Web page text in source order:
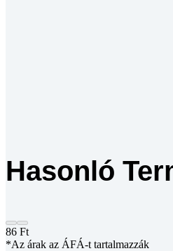
Hasonló
86 Ft
*Az árak az ÁFÁ-t tartalmazzák